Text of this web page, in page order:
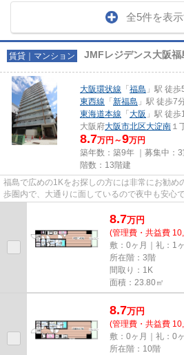
全5件を表
賃貸｜マンション JMFレジデンス大阪福
大阪環状線 「 福島 」駅 徒歩
東西線 「 新福島 」駅 徒歩7
東海道本線 「 大阪 」駅 徒
大阪府大阪市北区大淀南 １
8.7万円～9万円
築年数：築9年 ｜募集中： 3
階数：13階建
福島で広めの1Kをお探しの方には非常にお勧め
歩圏内で、大通りに面しているので夜中も安心
8.7万円
(管理費・共益費
敷：0ヶ月｜礼：1
所在階：3階
間取り：1K
面積：23.80㎡
8.7万円
(管理費・共益費
敷：0ヶ月｜礼：0
所在階：10階